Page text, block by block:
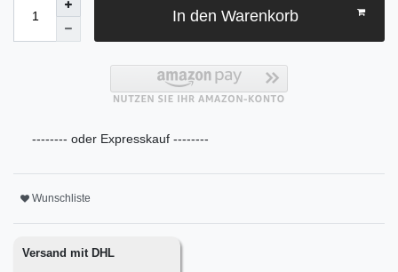
In den Warenkorb
-------- oder Expresskauf --------
Wunschliste
Versand mit DHL